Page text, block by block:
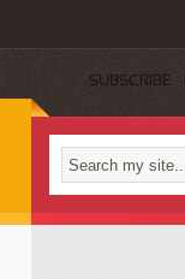
SUBSCRIBE